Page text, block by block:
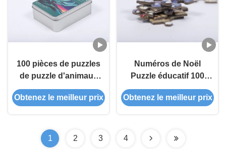
100 pièces de puzzles
de puzzle d'animaux
pour le divertissement
familial
Obtenez le meilleur prix
Numéros de Noël
Puzzle éducatif 100
pièces
Obtenez le meilleur prix
1 2 3 4